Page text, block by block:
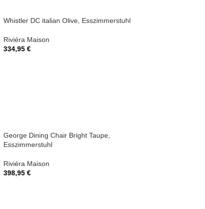
Whistler DC italian Olive, Esszimmerstuhl
Riviéra Maison
334,95 €
George Dining Chair Bright Taupe,
Esszimmerstuhl
Riviéra Maison
398,95 €